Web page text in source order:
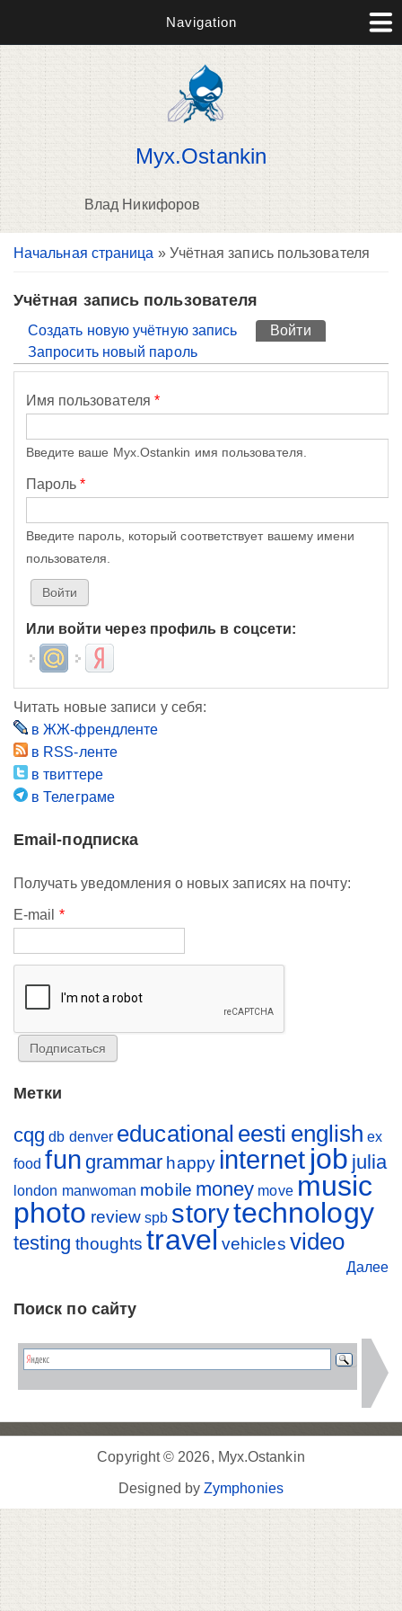
Navigation
Myx.Ostankin
Влад Никифоров
Вы здесь
Начальная страница » Учётная запись пользователя
Учётная запись пользователя
Главные вкладки
Создать новую учётную запись Войти
Запросить новый пароль
Имя пользователя *
Введите ваше Myx.Ostankin имя пользователя.
Пароль*
Введите пароль, который соответствует вашему имени
пользователя.
Или войти через профиль в соцсети:
Login with Mail.ruLogin with Яндекс
Читать новые записи у себя:
в ЖЖ-френдленте
в RSS-ленте
в твиттере
в Телеграме
Email-подписка
Получать уведомления о новых записях на почту:
E-mail *
Метки
cqg db denver educational eesti english ex
food fun grammar happy internet job julia
london manwoman mobile money move music
photo review spb storytechnology
testing thoughts travel vehicles video
Далее
Поиск по сайту
Copyright © 2026, Myx.Ostankin
Designed byZymphonies